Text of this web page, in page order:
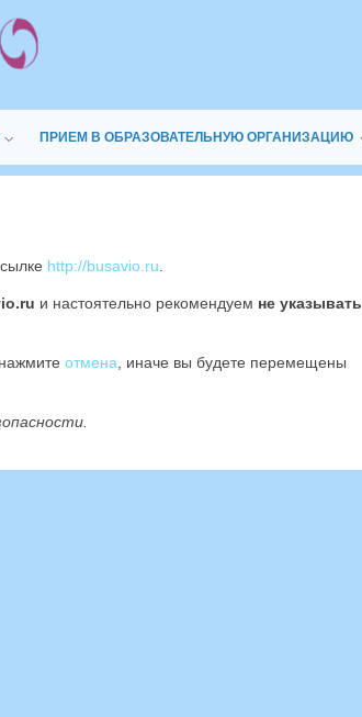
ПРИЕМ В ОБРАЗОВАТЕЛЬНУЮ ОРГАНИЗАЦИЮ
http://busavio.ru
и настоятельно рекомендуем не указывать
отмена , иначе вы будете перемещены